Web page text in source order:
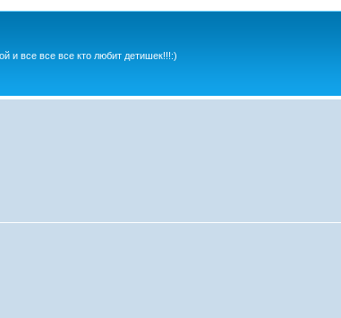
и все все все кто любит детишек!!!:)